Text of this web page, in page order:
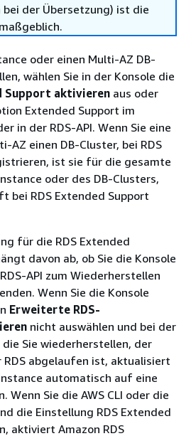
bei der Übersetzung) ist die
oder einen Multi-AZ DB-
wählen Sie in der Konsole die
Support aktivieren aus oder
Extended Support im
in der RDS-API. Wenn Sie eine
AZ einen DB-Cluster, bei RDS
ist sie für die gesamte
oder des DB-Clusters,
bei RDS Extended Support
für die RDS Extended
davon ab, ob Sie die Konsole
API zum Wiederherstellen
Wenn Sie die Konsole
Erweiterte RDS-
nicht auswählen und bei der
Sie wiederherstellen, der
RDS abgelaufen ist, aktualisiert
automatisch auf eine
Wenn Sie die AWS CLI oder die
die Einstellung RDS Extended
aktiviert Amazon RDS